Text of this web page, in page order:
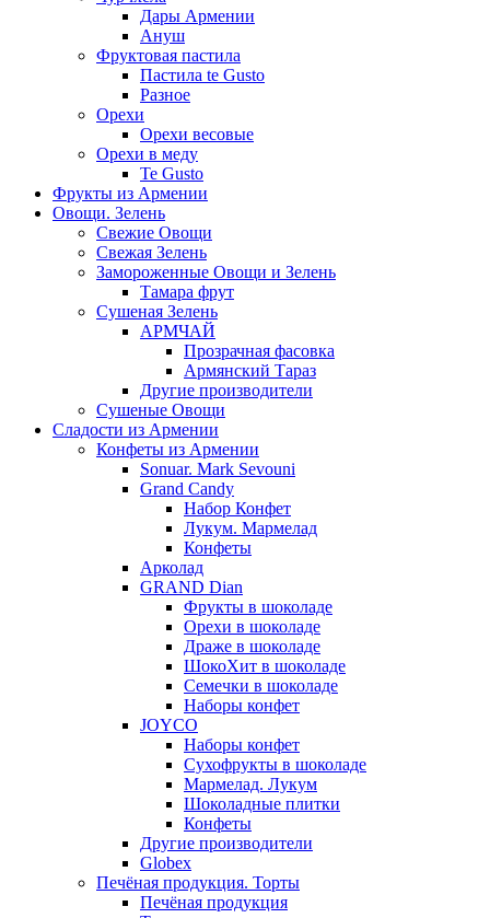
Дары Армении
Ануш
Фруктовая пастила
Пастила te Gusto
Разное
Орехи
Орехи весовые
Орехи в меду
Te Gusto
Фрукты из Армении
Овощи. Зелень
Свежие Овощи
Свежая Зелень
Замороженные Овощи и Зелень
Тамара фрут
Сушеная Зелень
АРМЧАЙ
Прозрачная фасовка
Армянский Тараз
Другие производители
Сушеные Овощи
Сладости из Армении
Конфеты из Армении
Sonuar. Mark Sevouni
Grand Candy
Набор Конфет
Лукум. Мармелад
Конфеты
Арколад
GRAND Dian
Фрукты в шоколаде
Орехи в шоколаде
Драже в шоколаде
ШокоХит в шоколаде
Семечки в шоколаде
Наборы конфет
JOYCO
Наборы конфет
Сухофрукты в шоколаде
Мармелад. Лукум
Шоколадные плитки
Конфеты
Другие производители
Globex
Печёная продукция. Торты
Печёная продукция